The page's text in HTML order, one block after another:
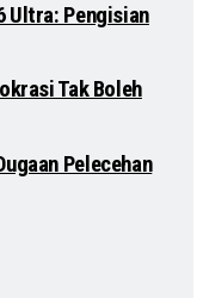
Ultra: Pengisian
Tak Boleh
Pelecehan